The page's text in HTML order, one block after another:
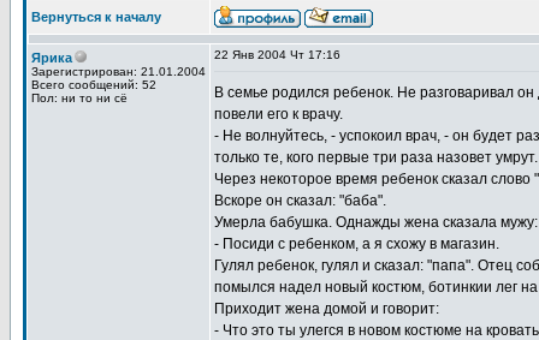
Вернуться к началу
Ярика
Зарегистрирован: 21.01.2004
Всего сообщений: 52
Пол: ни то ни сё
22 Янв 2004 Чт 17:16
В семье родился ребенок. Не разговаривал
повели его к врачу.
- Не волнуйтесь, - успокоил врач, - он будет
только те, кого первые три раза назовет умрут.
Через некоторое время ребенок сказал слово
Вскоре он сказал: "баба".
Умерла бабушка. Однажды жена сказала мужу:
- Посиди с ребенком, а я схожу в магазин.
Гулял ребенок, гулял и сказал: "папа". Отец
помылся надел новый костюм, ботинкии лег на
Приходит жена домой и говорит:
- Что это ты улегся в новом костюме на